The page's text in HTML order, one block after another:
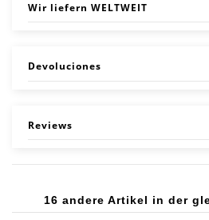
Wir liefern WELTWEIT
Devoluciones
Reviews
16 andere Artikel in der